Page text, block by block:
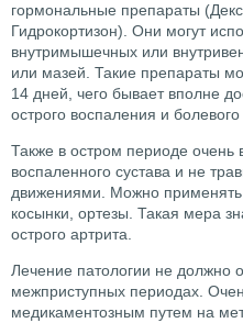
гормональные препараты
Гидрокортизон). Они могут
внутримышечных или
или мазей. Такие препараты
14 дней, чего бывает вполне
острого воспаления и
Также в остром периоде очень
воспаленного сустава и не
движениями. Можно
косынки, ортезы. Такая мера
острого артрита.
Лечение патологии не должно
межприступных периодах.
медикаментозным путем на